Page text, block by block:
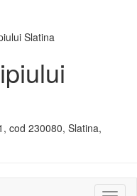
cod 230080, Slatina,